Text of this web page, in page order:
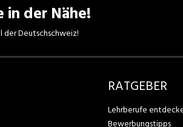
in der Nähe!
Deutschschweiz!
RATGEBER
Lehrberufe
Bewerbungstipps